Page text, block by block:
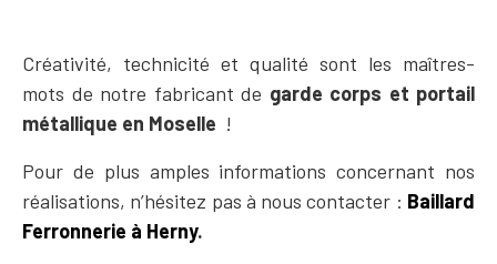
Créativité, technicité et qualité sont les maîtres-
mots de notre fabricant de garde corps et portail
métallique en Moselle !
Pour de plus amples informations concernant nos
réalisations, n’hésitez pas à nous contacter : Baillard
Ferronnerie à Herny.